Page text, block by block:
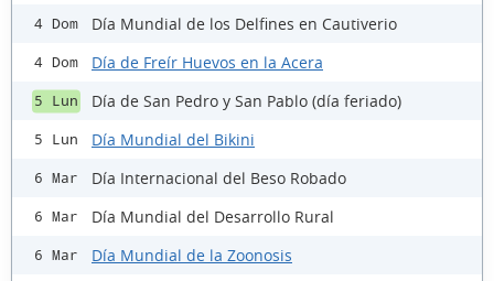
4 Dom Día Mundial de los Delfines en Cautiverio
4 Dom Día de Freír Huevos en la Acera
5 Lun Día de San Pedro y San Pablo (día feriado)
5 Lun Día Mundial del Bikini
6 Mar Día Internacional del Beso Robado
6 Mar Día Mundial del Desarrollo Rural
6 Mar Día Mundial de la Zoonosis